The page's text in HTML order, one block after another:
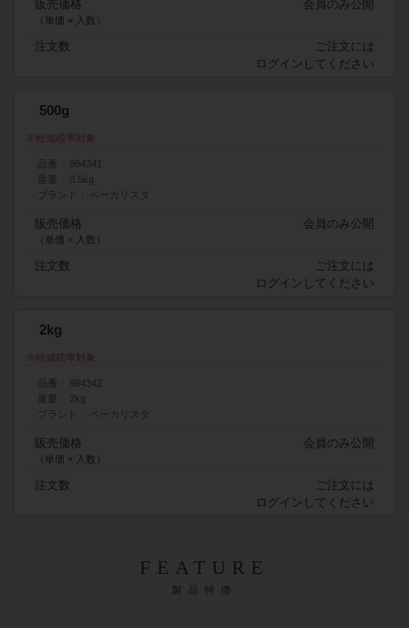
販売価格
（単価 × 入数）
会員のみ公開
注文数
ご注文には
ログイン してください
500g
軽減税率対象
品番
984341
0.5kg
ブランド
ベーカリスタ
販売価格
（単価 × 入数）
会員のみ公開
注文数
ご注文には
ログイン してください
2kg
軽減税率対象
品番
984342
2kg
ブランド
ベーカリスタ
販売価格
（単価 × 入数）
会員のみ公開
注文数
ご注文には
ログイン してください
FEATURE
製品特徴